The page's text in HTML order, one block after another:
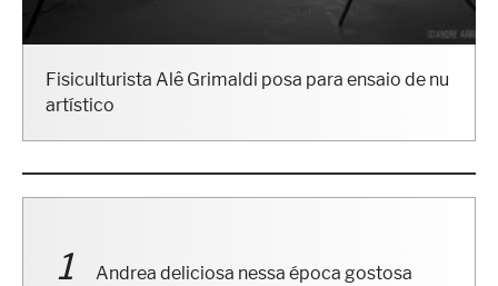
Fisiculturista Alê Grimaldi posa para ensaio de nu
artístico
Andrea deliciosa nessa época gostosa